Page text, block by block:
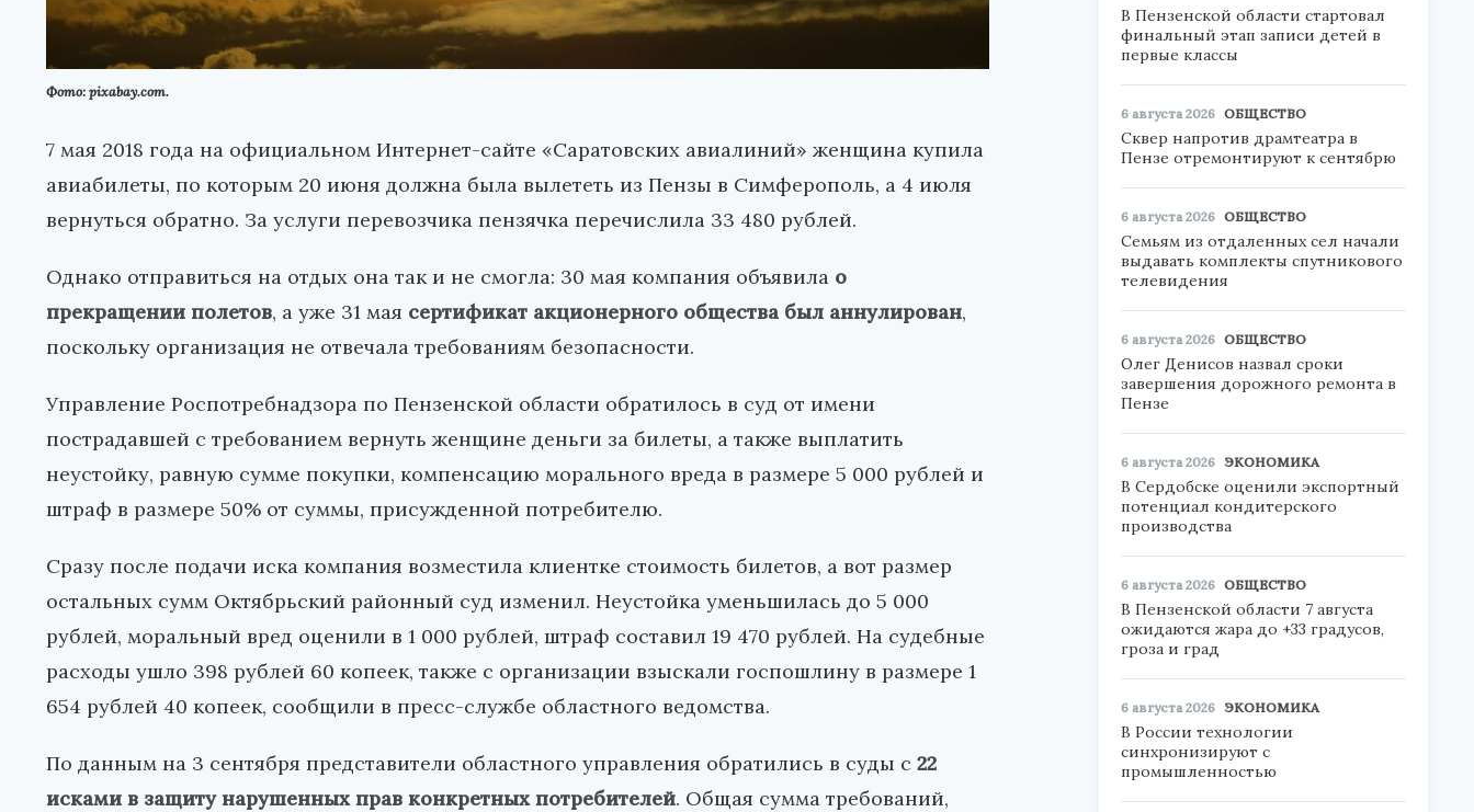
Фото: pixabay.com.
7 мая 2018 года на официальном Интернет-сайте «Саратовских авиалиний» женщина купила
авиабилеты, по которым 20 июня должна была вылететь из Пензы в Симферополь, а 4 июля
вернуться обратно. За услуги перевозчика пензячка перечислила 33 480 рублей.
Однако отправиться на отдых она так и не смогла: 30 мая компания объявила о
прекращении полетов, а уже 31 мая сертификат акционерного общества был аннулирован,
поскольку организация не отвечала требованиям безопасности.
Управление Роспотребнадзора по Пензенской области обратилось в суд от имени
пострадавшей с требованием вернуть женщине деньги за билеты, а также выплатить
неустойку, равную сумме покупки, компенсацию морального вреда в размере 5 000 рублей и
штраф в размере 50% от суммы, присужденной потребителю.
Сразу после подачи иска компания возместила клиентке стоимость билетов, а вот размер
остальных сумм Октябрьский районный суд изменил. Неустойка уменьшилась до 5 000
рублей, моральный вред оценили в 1 000 рублей, штраф составил 19 470 рублей. На судебные
расходы ушло 398 рублей 60 копеек, также с организации взыскали госпошлину в размере 1
654 рублей 40 копеек, сообщили в пресс-службе областного ведомства.
По данным на 3 сентября представители областного управления обратились в суды с 22
исками в защиту нарушенных прав конкретных потребителей. Общая сумма требований,
В Пензенской области стартовал
финальный этап записи детей в
первые классы
6 августа 2026 ОБЩЕСТВО
Сквер напротив драмтеатра в
Пензе отремонтируют к сентябрю
6 августа 2026 ОБЩЕСТВО
Семьям из отдаленных сел начали
выдавать комплекты спутникового
телевидения
6 августа 2026 ОБЩЕСТВО
Олег Денисов назвал сроки
завершения дорожного ремонта в
Пензе
6 августа 2026 ЭКОНОМИКА
В Сердобске оценили экспортный
потенциал кондитерского
производства
6 августа 2026 ОБЩЕСТВО
В Пензенской области 7 августа
ожидаются жара до +33 градусов,
гроза и град
6 августа 2026 ЭКОНОМИКА
В России технологии
синхронизируют с
промышленностью